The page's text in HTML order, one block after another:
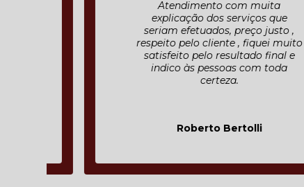
Atendimento com muita
explicação dos serviços que
seriam efetuados, preço justo ,
respeito pelo cliente , fiquei muito
satisfeito pelo resultado final e
indico às pessoas com toda
certeza.
Roberto Bertolli